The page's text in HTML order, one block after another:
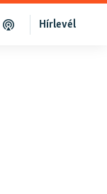
Hírlevél